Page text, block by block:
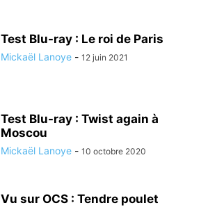
Test Blu-ray : Le roi de Paris
Mickaël Lanoye - 12 juin 2021
Test Blu-ray : Twist again à
Moscou
Mickaël Lanoye - 10 octobre 2020
Vu sur OCS : Tendre poulet